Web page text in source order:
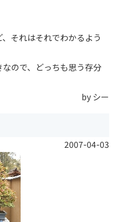
それはそれでわかるよう
ので、どっちも思う存分
by シー
2007-04-03